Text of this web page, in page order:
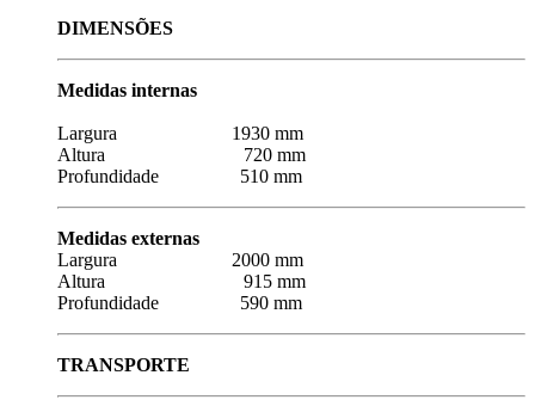
DIMENSÕES
Medidas internas
Largura 1930 mm
Altura 720 mm
Profundidade 510 mm
Medidas externas
Largura 2000 mm
Altura 915 mm
Profundidade 590 mm
TRANSPORTE